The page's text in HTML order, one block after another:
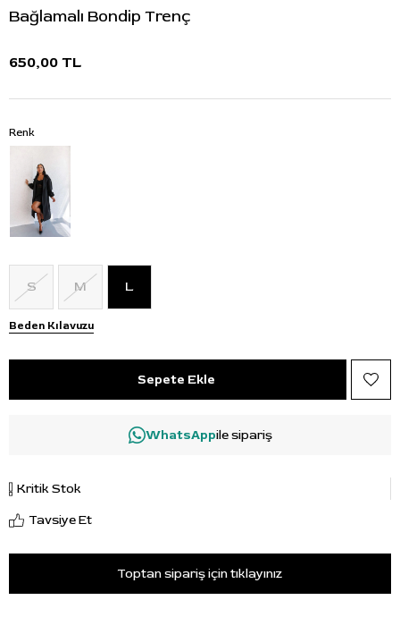
Bağlamalı Bondip Trenç
650,00 TL
Renk
S M L
Beden Kılavuzu
WhatsAppile sipariş
Kritik Stok
Tavsiye Et
Toptan sipariş için tıklayınız